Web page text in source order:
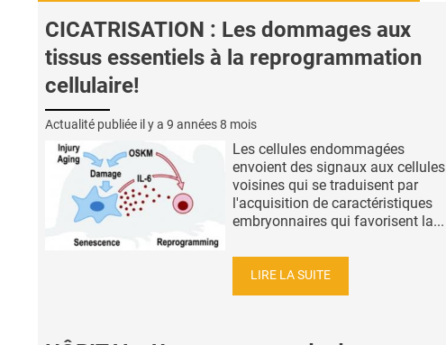
CICATRISATION : Les dommages aux
tissus essentiels à la reprogrammation
cellulaire!
Actualité publiée il y a 9 années 8 mois
Les cellules endommagées
envoient des signaux aux cellules
voisines qui se traduisent par
l'acquisition de caractéristiques
embryonnaires qui favorisent la...
LIRE LA SUITE